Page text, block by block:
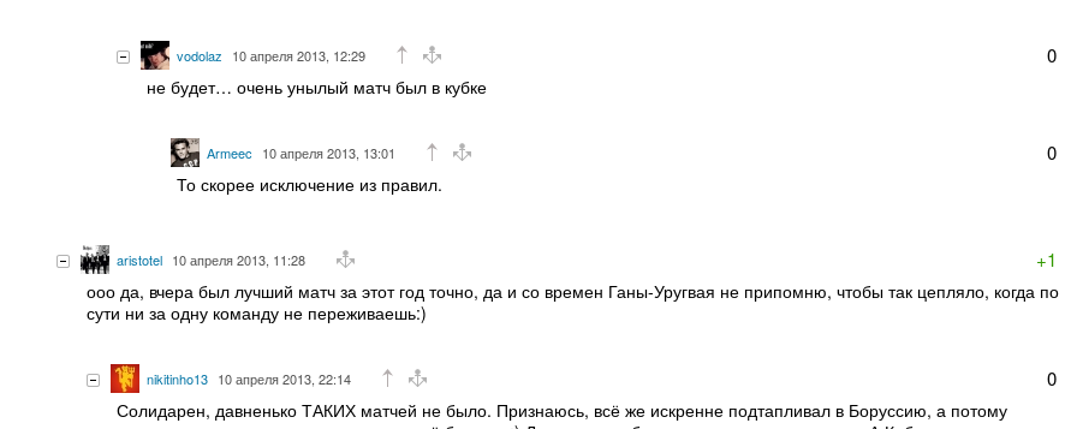
vodolaz 10 апреля 2013, 12:29 0
не будет… очень унылый матч был в кубке
Armeec 10 апреля 2013, 13:01 0
То скорее исключение из правил.
aristotel 10 апреля 2013, 11:28 +1
ооо да, вчера был лучший матч за этот год точно, да и со времен Ганы-Уругвая не припомню, чтобы так цепляло, когда по
сути ни за одну команду не переживаешь:)
nikitinho13 10 апреля 2013, 22:14 0
Солидарен, давненько ТАКИХ матчей не было. Признаюсь, всё же искренне подтапливал в Боруссию, а потому